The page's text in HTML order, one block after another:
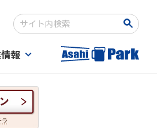
検索キーワード入力
報
ラ